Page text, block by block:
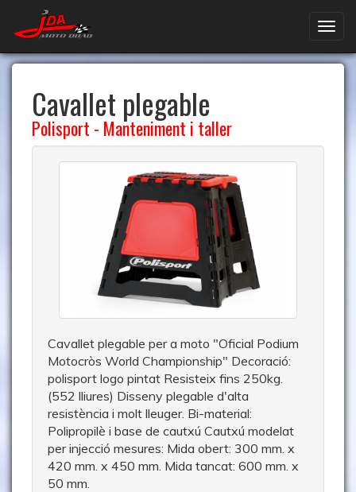
Cavallet plegable
Polisport - Manteniment i taller
Cavallet plegable per a moto "Oficial Podium
Motocròs World Championship" Decoració:
polisport logo pintat Resisteix fins 250kg.
(552 lliures) Disseny plegable d'alta
resistència i molt lleuger. Bi-material:
Polipropilè i base de cautxú Cautxú modelat
per injecció mesures: Mida obert: 300 mm. x
420 mm. x 450 mm. Mida tancat: 600 mm. x
50 mm.